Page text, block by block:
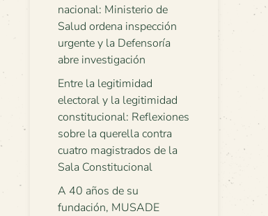
nacional: Ministerio de
Salud ordena inspección
urgente y la Defensoría
abre investigación
Entre la legitimidad
electoral y la legitimidad
constitucional: Reflexiones
sobre la querella contra
cuatro magistrados de la
Sala Constitucional
A 40 años de su
fundación, MUSADE